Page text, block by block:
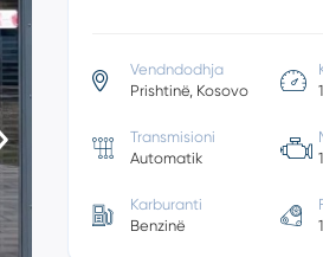
Vendndodhja
Prishtinë, Kosovo
Transmisioni
Automatik
Karburanti
Benzinë